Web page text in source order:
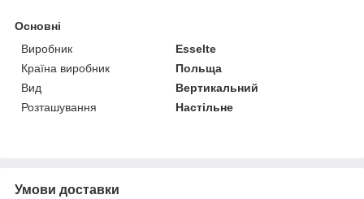
Основні
Виробник
Esselte
Країна виробник
Польща
Вид
Вертикальний
Розташування
Настільне
Умови доставки